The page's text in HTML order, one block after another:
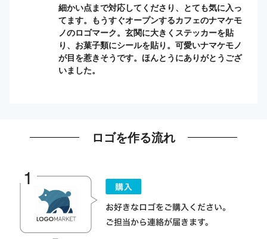
細かい点まで対応してくださり、とても気に入っ
てます。もうすぐオープンするカフェのナマケモ
ノのロゴマーク。玄関に大きくステッカーを貼
り、お菓子類にシールを貼り。可愛いナマケモノ
が目を惹きそうです。ほんとうにありがとうござ
いました。
ロゴを作る流れ